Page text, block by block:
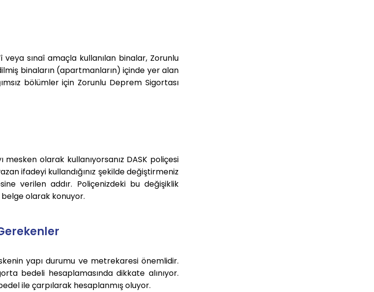
sınaî amaçla kullanılan binalar, Zorunlu
binaların (apartmanların) içinde yer alan
bölümler için Zorunlu Deprem Sigortası
olarak kullanıyorsanız DASK poliçesi
ifadeyi kullandığınız şekilde değiştirmeniz
verilen addır. Poliçenizdeki bu değişiklik
belge olarak konuyor.
yapı durumu ve metrekaresi önemlidir.
bedeli hesaplamasında dikkate alınıyor.
ile çarpılarak hesaplanmış oluyor.